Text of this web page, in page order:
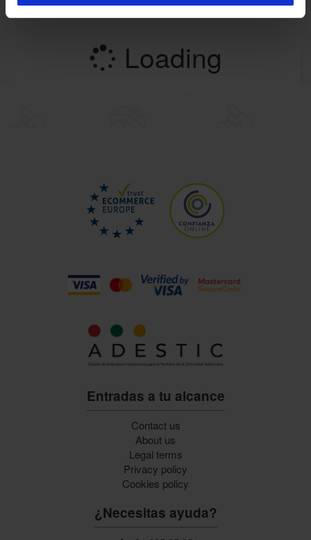
Loading
Entradas a tu alcance
Contact us
About us
Legal terms
Privacy policy
Cookies policy
¿Necesitas ayuda?